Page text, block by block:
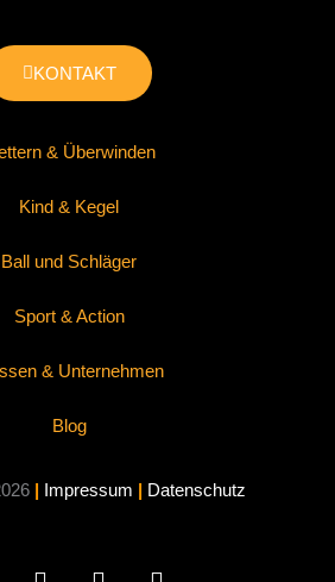
KONTAKT
& Überwinden
Kind & Kegel
Ball und Schläger
Sport & Action
& Unternehmen
Blog
Impressum Datenschutz
W
I
X